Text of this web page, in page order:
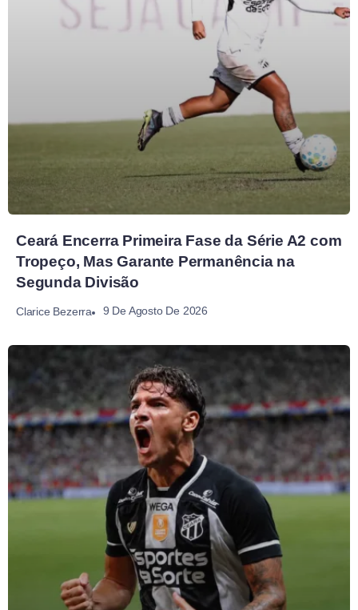
Ceará Encerra Primeira Fase da Série A2 com
Tropeço, Mas Garante Permanência na
Segunda Divisão
Clarice Bezerra 9 De Agosto De 2026